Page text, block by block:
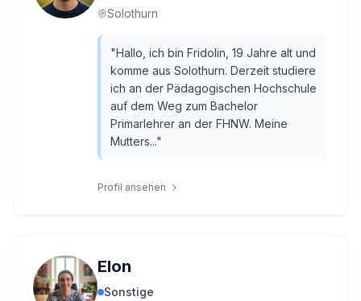
Solothurn
"Hallo, ich bin Fridolin, 19 Jahre alt und
komme aus Solothurn. Derzeit studiere
ich an der Pädagogischen Hochschule
auf dem Weg zum Bachelor
Primarlehrer an der FHNW. Meine
Mutters..."
Profil ansehen
Elon
Sonstige